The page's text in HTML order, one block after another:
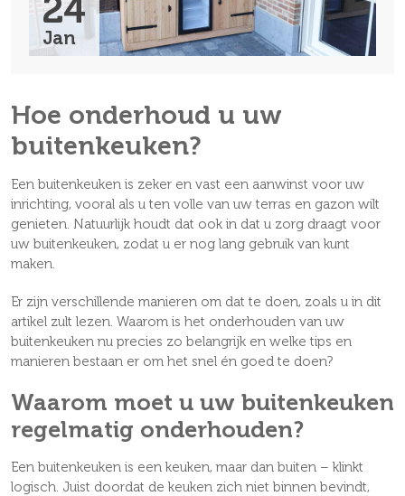
24
Jan
Hoe onderhoud u uw
buitenkeuken?
Een buitenkeuken is zeker en vast een aanwinst voor uw
inrichting, vooral als u ten volle van uw terras en gazon wilt
genieten. Natuurlijk houdt dat ook in dat u zorg draagt voor
uw buitenkeuken, zodat u er nog lang gebruik van kunt
maken.
Er zijn verschillende manieren om dat te doen, zoals u in dit
artikel zult lezen. Waarom is het onderhouden van uw
buitenkeuken nu precies zo belangrijk en welke tips en
manieren bestaan er om het snel én goed te doen?
Waarom moet u uw buitenkeuken
regelmatig onderhouden?
Een buitenkeuken is een keuken, maar dan buiten – klinkt
logisch. Juist doordat de keuken zich niet binnen bevindt,